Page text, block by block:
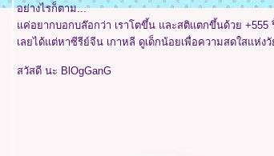
อย่างไรก็ตาม...
ค่อยากบอกบล๊อกว่า เราโตขึ้น และสติแตกขึ้นด้วย +555
เลยได้แต่หาซีรีย์จีน เกาหลี ดูเด็กน้อยเพื่อความสดใสแห่ง
สวัสดี นะ BlOgGanG